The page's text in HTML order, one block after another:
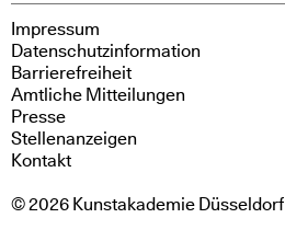
Impressum
Datenschutzinformation
Barrierefreiheit
Amtliche Mitteilungen
Presse
Stellenanzeigen
Kontakt
© 2026 Kunstakademie Düsseldorf